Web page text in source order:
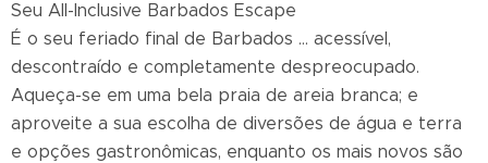
Seu All-Inclusive Barbados Escape
É o seu feriado final de Barbados ... acessível,
descontraído e completamente despreocupado.
Aqueça-se em uma bela praia de areia branca; e
aproveite a sua escolha de diversões de água e terra
e opções gastronômicas, enquanto os mais novos são